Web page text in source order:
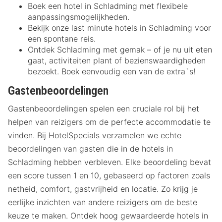
Boek een hotel in Schladming met flexibele
aanpassingsmogelijkheden.
Bekijk onze last minute hotels in Schladming voor
een spontane reis.
Ontdek Schladming met gemak – of je nu uit eten
gaat, activiteiten plant of bezienswaardigheden
bezoekt. Boek eenvoudig een van de extra`s!
Gastenbeoordelingen
Gastenbeoordelingen spelen een cruciale rol bij het
helpen van reizigers om de perfecte accommodatie te
vinden. Bij HotelSpecials verzamelen we echte
beoordelingen van gasten die in de hotels in
Schladming hebben verbleven. Elke beoordeling bevat
een score tussen 1 en 10, gebaseerd op factoren zoals
netheid, comfort, gastvrijheid en locatie. Zo krijg je
eerlijke inzichten van andere reizigers om de beste
keuze te maken. Ontdek hoog gewaardeerde hotels in